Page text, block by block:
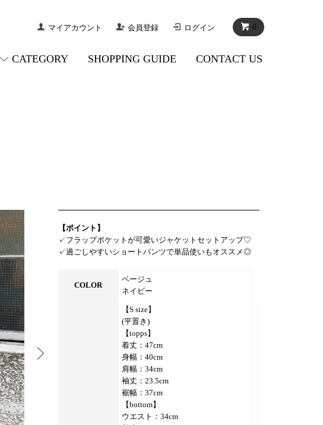
0
マイアカウント 会員登録 ログイン
CATEGORY SHOPPING GUIDE CONTACT US
【ポイント】
✓フラップポケットが可愛いジャケットセットアップ♡
✓過ごしやすいショートパンツで単品使いもオススメ◎
COLOR
ベージュ
ネイビー
【S size】
(平置き)
【topps】
着丈：47cm
身幅：40cm
肩幅：34cm
袖丈：23.5cm
裾幅：37cm
【bottom】
ウエスト：34cm